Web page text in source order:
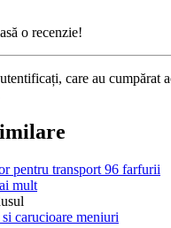
o recenzie!
care au cumpărat
mult
carucioare meniuri